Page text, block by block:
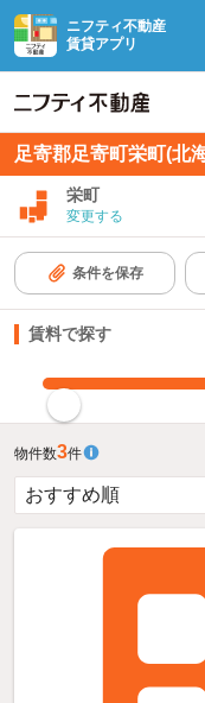
ニフティ不動産
賃貸アプリ
足寄郡足寄町栄町(北
栄町
変更する
条件を保存
賃料で探す
物件数3件